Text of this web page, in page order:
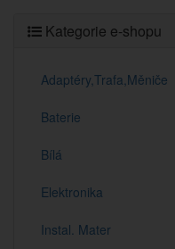
Kategorie e-shopu
Adaptéry,Trafa,Měniče
Baterie
Bílá
Elektronika
Instal. Mater